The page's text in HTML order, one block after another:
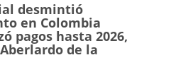
desmintió
en Colombia
pagos hasta 2026,
de la